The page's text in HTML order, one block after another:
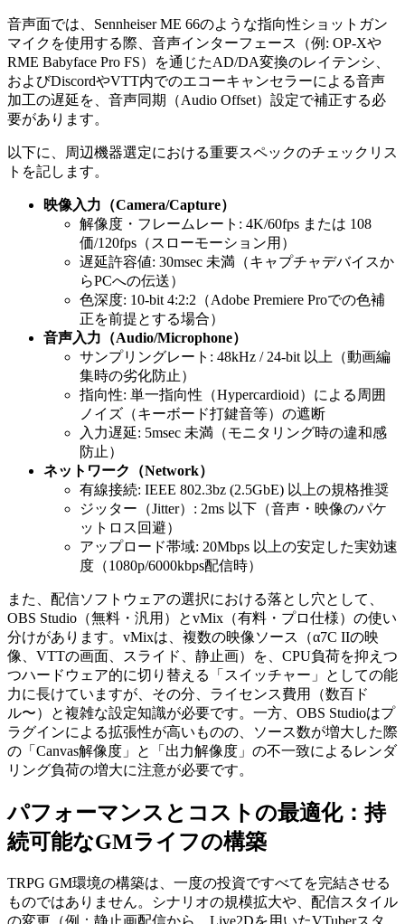
音声面では、Sennheiser ME 66のような指向性ショットガン
マイクを使用する際、音声インターフェース（例: OP-Xや
RME Babyface Pro FS）を通じたAD/DA変換のレイテンシ、
およびDiscordやVTT内でのエコーキャンセラーによる音声
加工の遅延を、音声同期（Audio Offset）設定で補正する必
要があります。
以下に、周辺機器選定における重要スペックのチェックリス
トを記します。
映像入力（Camera/Capture）
解像度・フレームレート: 4K/60fps または 108
価/120fps（スローモーション用）
遅延許容値: 30msec 未満（キャプチャデバイスか
らPCへの伝送）
色深度: 10-bit 4:2:2（Adobe Premiere Proでの色補
正を前提とする場合）
音声入力（Audio/Microphone）
サンプリングレート: 48kHz / 24-bit 以上（動画編
集時の劣化防止）
指向性: 単一指向性（Hypercardioid）による周囲
ノイズ（キーボード打鍵音等）の遮断
入力遅延: 5msec 未満（モニタリング時の違和感
防止）
ネットワーク（Network）
有線接続: IEEE 802.3bz (2.5GbE) 以上の規格推奨
ジッター（Jitter）: 2ms 以下（音声・映像のパケ
ットロス回避）
アップロード帯域: 20Mbps 以上の安定した実効速
度（1080p/6000kbps配信時）
また、配信ソフトウェアの選択における落とし穴として、
OBS Studio（無料・汎用）とvMix（有料・プロ仕様）の使い
分けがあります。vMixは、複数の映像ソース（α7C IIの映
像、VTTの画面、スライド、静止画）を、CPU負荷を抑えつ
つハードウェア的に切り替える「スイッチャー」としての能
力に長けていますが、その分、ライセンス費用（数百ド
ル〜）と複雑な設定知識が必要です。一方、OBS Studioはプ
ラグインによる拡張性が高いものの、ソース数が増大した際
の「Canvas解像度」と「出力解像度」の不一致によるレンダ
リング負荷の増大に注意が必要です。
パフォーマンスとコストの最適化：持
続可能なGMライフの構築
TRPG GM環境の構築は、一度の投資ですべてを完結させる
ものではありません。シナリオの規模拡大や、配信スタイル